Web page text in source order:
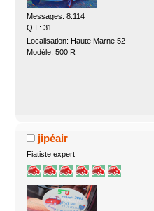
Messages: 8.114
Q.I.: 31
Localisation: Haute Marne 52
Modèle: 500 R
jipéair
Fiatiste expert